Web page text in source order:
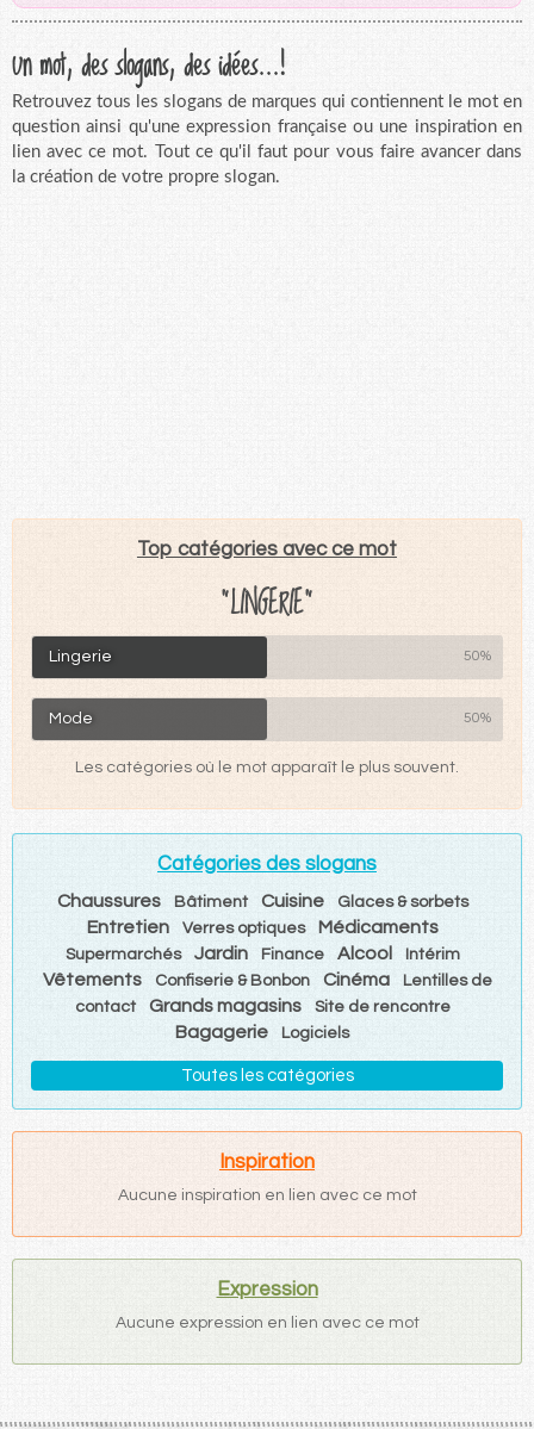
Un mot, des slogans, des idées...!
Retrouvez tous les slogans de marques qui contiennent le mot en
question ainsi qu'une expression française ou une inspiration en
lien avec ce mot. Tout ce qu'il faut pour vous faire avancer dans
la création de votre propre slogan.
Top catégories avec ce mot
"LINGERIE"
Lingerie 50%
Mode 50%
Les catégories où le mot apparaît le plus souvent.
Catégories des slogans
Chaussures Bâtiment Cuisine Glaces & sorbets
Entretien Verres optiques Médicaments
Supermarchés Jardin Finance Alcool Intérim
Vêtements Confiserie & Bonbon Cinéma
Lentilles de
contact
Grands magasins Site de rencontre
Bagagerie Logiciels
Toutes les catégories
Inspiration
Aucune inspiration en lien avec ce mot
Expression
Aucune expression en lien avec ce mot